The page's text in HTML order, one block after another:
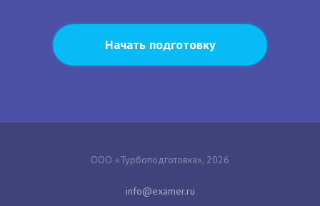
Начать подготовку
ООО «Турбоподготовка», 2026